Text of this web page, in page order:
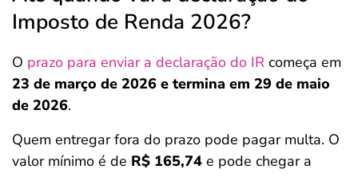
Imposto de Renda 2026?
O prazo para enviar a declaração do IR começa em
23 de março de 2026 e termina em 29 de maio
de 2026.
Quem entregar fora do prazo pode pagar multa. O
valor mínimo é de R$ 165,74 e pode chegar a